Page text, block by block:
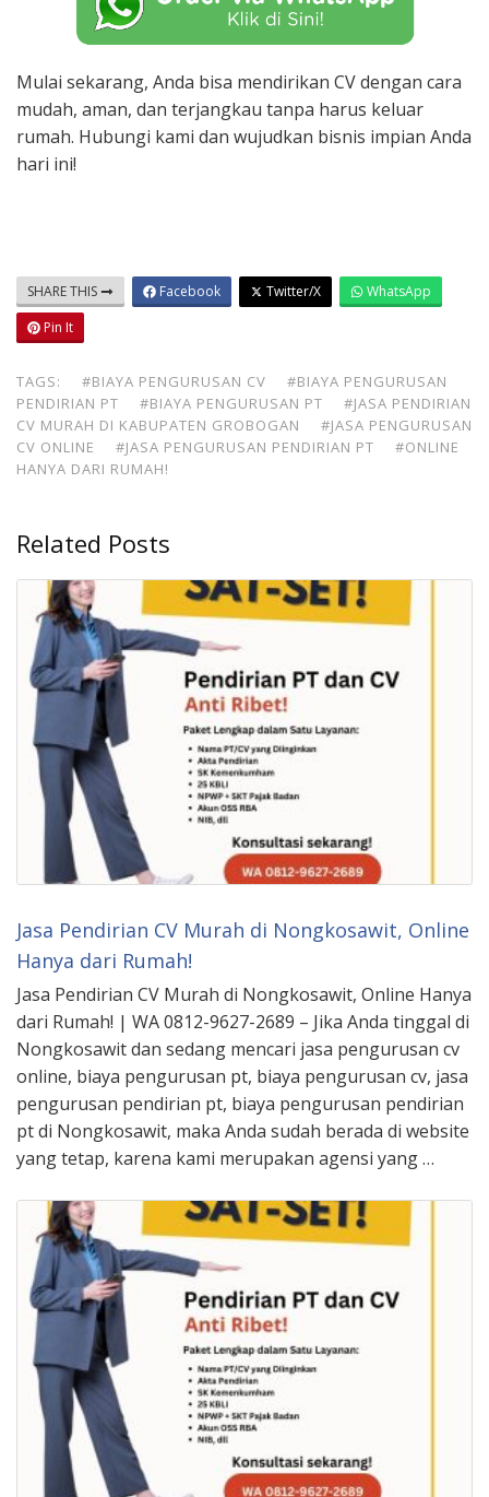
Mulai sekarang, Anda bisa mendirikan CV dengan cara
mudah, aman, dan terjangkau tanpa harus keluar
rumah. Hubungi kami dan wujudkan bisnis impian Anda
hari ini!
SHARE THIS Facebook Twitter/X
WhatsApp
Pin It
TAGS: #BIAYA PENGURUSAN CV
#BIAYA PENGURUSAN
PENDIRIAN PT
#BIAYA PENGURUSAN PT
#JASA PENDIRIAN
CV MURAH DI KABUPATEN GROBOGAN
#JASA PENGURUSAN
CV ONLINE
#JASA PENGURUSAN PENDIRIAN PT
#ONLINE
HANYA DARI RUMAH!
Related Posts
Jasa Pendirian CV Murah di Nongkosawit, Online
Hanya dari Rumah!
Jasa Pendirian CV Murah di Nongkosawit, Online Hanya
dari Rumah! | WA 0812-9627-2689 – Jika Anda tinggal di
Nongkosawit dan sedang mencari jasa pengurusan cv
online, biaya pengurusan pt, biaya pengurusan cv, jasa
pengurusan pendirian pt, biaya pengurusan pendirian
pt di Nongkosawit, maka Anda sudah berada di website
yang tetap, karena kami merupakan agensi yang …